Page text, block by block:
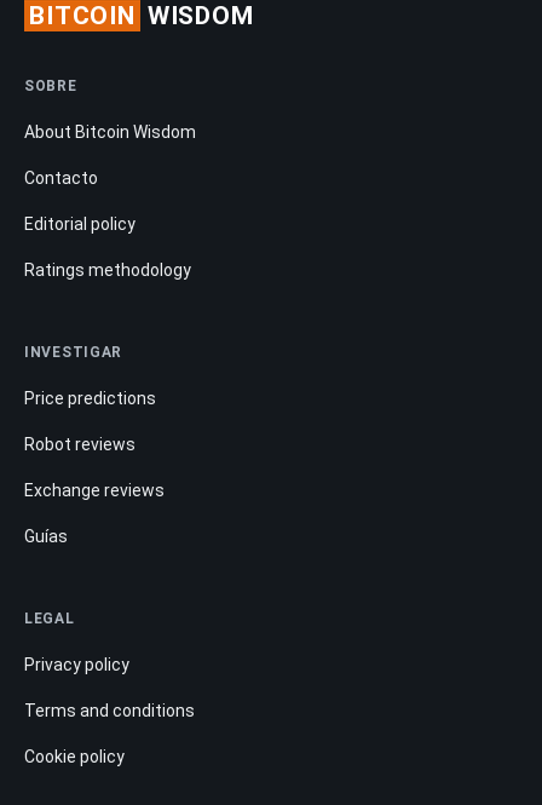
BITCOIN WISDOM
SOBRE
About Bitcoin Wisdom
Contacto
Editorial policy
Ratings methodology
INVESTIGAR
Price predictions
Robot reviews
Exchange reviews
Guías
LEGAL
Privacy policy
Terms and conditions
Cookie policy